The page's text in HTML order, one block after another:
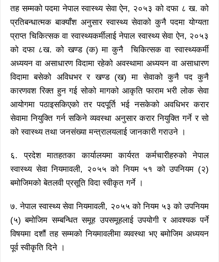
तह सम्मको पदमा नेपाल स्वास्थ्य सेवा ऐन, २०५३ को दफा ८ ख. को
प्रतिबन्धात्मक बाक्याँश अनुसार स्वास्थ्य सेवाको कुनै पदमा योग्यता
प्राप्त चिकित्सक वा स्वास्थ्यकर्मीलाई नेपाल स्वास्थ्य सेवा ऐन, २०५३
को दफा ८ख. को खण्ड (क) मा कुनै चिकित्सक वा स्वास्थ्यकर्मी
अध्ययन वा असाधारण विदामा रहेको अवस्थामा अध्ययन वा असाधारण
विदामा बसेको अविधभर र खण्ड (ख) मा सेवाको कुनै पद कुनै
कारणवश रिक्त हुन गई सोको मागको आकृति फाराम भरी लोक सेवा
आयोगमा पठाइसकिएको तर पदपूर्ति भई नसकेको अवधिभर करार
सेवामा नियुक्ति गर्न सकिने व्यवस्था अनुसार करार नियुक्ति गर्ने र सो
को स्वास्थ्य तथा जनसंख्या मन्त्रालयलाई जानकारी गराउने ।
६. प्रदेश मातहतका कार्यालयमा कार्यरत कर्मचारीहरुको नेपाल
स्वास्थ्य सेवा नियमावली, २०५५ को नियम ५१ को उपनियम (२)
बमोजिमको बेतलवी प्रसूति विदा स्वीकृत गर्ने ।
७. नेपाल स्वास्थ्य सेवा नियमावली, २०५५ को नियम ५३ को उपनियम
(५) बमोजिम सम्बन्धित समूह उपसमूहलाई उपयोगी र आवश्यक पर्ने
विषयमा दशौं तह सम्मको नियमावलीमा व्यवस्था भए बमोजिम अध्ययन
पूर्व स्वीकृति दिने ।